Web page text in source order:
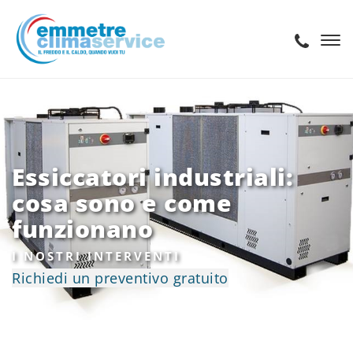
Essiccatori industriali:
cosa sono e come
funzionano
I NOSTRI INTERVENTI
Richiedi un preventivo gratuito